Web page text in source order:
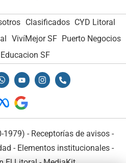
Clasificados CYD Litoral
VivíMejor SF Puerto Negocios
Educacion SF
1979) - Receptorías de avisos -
- Elementos institucionales-